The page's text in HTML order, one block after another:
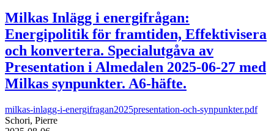
Milkas Inlägg i energifrågan:
Energipolitik för framtiden, Effektivisera
och konvertera. Specialutgåva av
Presentation i Almedalen 2025-06-27 med
Milkas synpunkter. A6-häfte.
milkas-inlagg-i-energifragan2025presentation-och-synpunkter.pdf
Schori, Pierre